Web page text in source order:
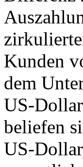
Kunden
dem
US-
beliefen
US-